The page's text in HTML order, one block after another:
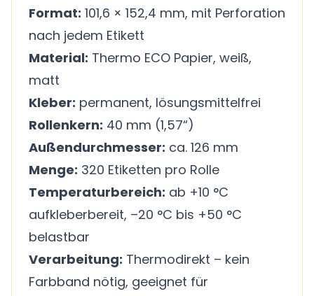
Format: 101,6 × 152,4 mm, mit Perforation
nach jedem Etikett
Material: Thermo ECO Papier, weiß,
matt
Kleber: permanent, lösungsmittelfrei
Rollenkern: 40 mm (1,57“)
Außendurchmesser: ca. 126 mm
Menge: 320 Etiketten pro Rolle
Temperaturbereich: ab +10 °C
aufkleberbereit, –20 °C bis +50 °C
belastbar
Verarbeitung: Thermodirekt – kein
Farbband nötig, geeignet für